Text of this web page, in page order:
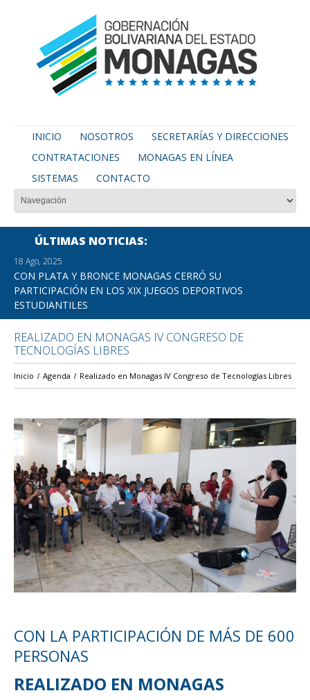
INICIO NOSOTROS
SECRETARÍAS Y DIRECCIONES
CONTRATACIONES
MONAGAS EN LÍNEA
SISTEMAS
CONTACTO
ÚLTIMAS NOTICIAS
18 Ago, 2025
CON PLATA Y BRONCE MONAGAS CERRÓ SU
PARTICIPACIÓN EN LOS XIX JUEGOS DEPORTIVOS
ESTUDIANTILES
REALIZADO EN MONAGAS IV CONGRESO DE
TECNOLOGÍAS LIBRES
Inicio Agenda Realizado en Monagas IV Congreso de Tecnologías Libres
CON LA PARTICIPACIÓN DE MÁS DE 600
PERSONAS
REALIZADO EN MONAGAS